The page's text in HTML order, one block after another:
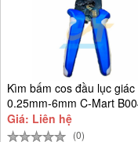
Kìm bấm cos đầu lục giác
0.25mm-6mm C-Mart
0604
Giá: Liên hệ
(0)